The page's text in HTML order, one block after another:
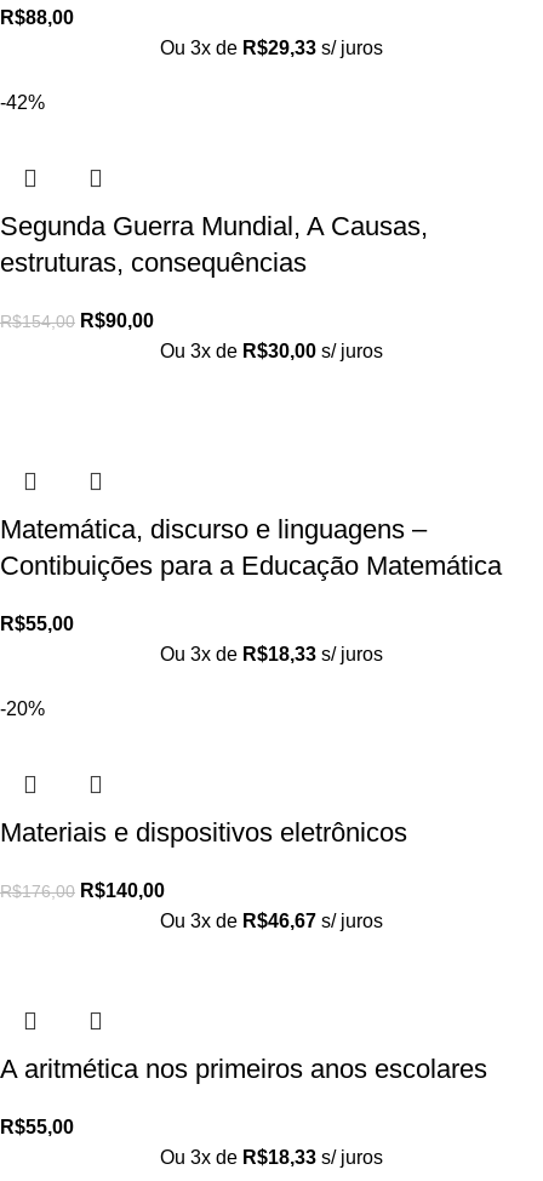
R$88,00
Ou 3x de R$29,33 s/ juros
-42%
Segunda Guerra Mundial, A Causas,
estruturas, consequências
R$154,00 R$90,00
Ou 3x de R$30,00 s/ juros
Matemática, discurso e linguagens –
Contibuições para a Educação Matemática
R$55,00
Ou 3x de R$18,33 s/ juros
-20%
Materiais e dispositivos eletrônicos
R$176,00 R$140,00
Ou 3x de R$46,67 s/ juros
A aritmética nos primeiros anos escolares
R$55,00
Ou 3x de R$18,33 s/ juros